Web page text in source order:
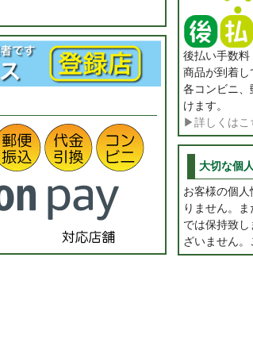
後払い手数
商品が到着
各コンビニ
けます。
▶詳しくはこ
大切な個
お客様の個
りません。
では保持致
ざいません